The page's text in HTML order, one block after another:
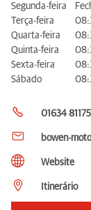
Segunda-feira
Terça-feira
Quarta-feira
Quinta-feira
Sexta-feira
Sábado
01634
bowen-
Website
Itinerário